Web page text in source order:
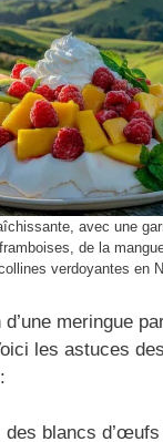
avec une
de la
verdoyantes en
meringue
les astuces
des blancs